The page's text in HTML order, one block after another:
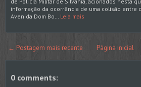
informação da ocorrência de uma colisão
Avenida Dom Bo… Leia mais
← Postagem mais recente Página inicial
0 comments: